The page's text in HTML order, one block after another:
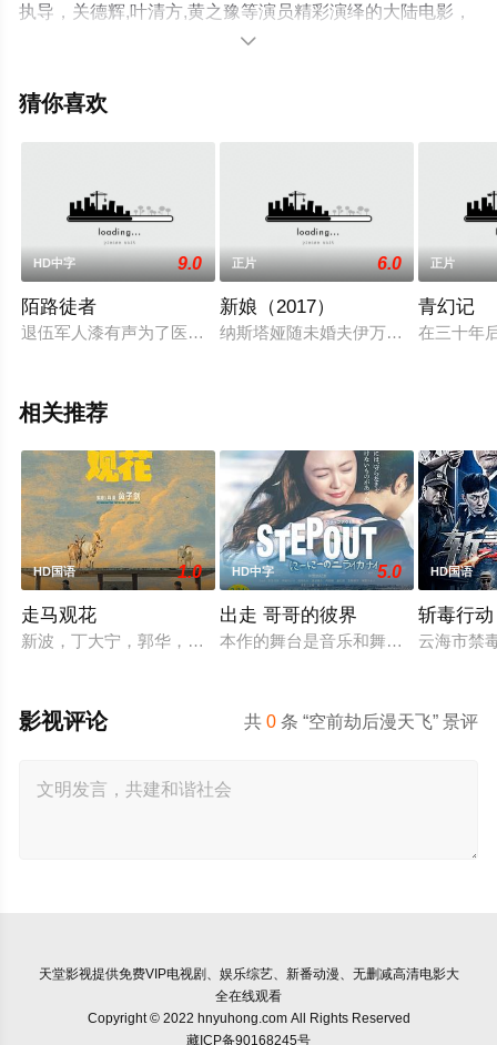
执导，关德辉,叶清方,黄之豫等演员精彩演绎的大陆电影，
手机免费观看高清未删减完整版电影大全就上天堂电影
平台了解。

猜你喜欢
HD中字 9.0
陌路徒者
退伍军人漆有声为了医治身患恶疾的女友刘淑怡，每日奔波边
正片 6.0
新娘（2017）
纳斯塔娅随未婚夫伊万返回他的故乡
正片
青幻记
在三十年
相关推荐
HD国语 1.0
走马观花
新波，丁大宁，郭华，程一木他们毕业于同一所大学。他们和
HD中字 5.0
出走 哥哥的彼界
本作的舞台是音乐和舞蹈融入生活的
HD国语
斩毒行动
云海市禁
共0 条 “空前劫后漫天飞” 景评
影视评论
天堂影视提供免费VIP电视剧、娱乐综艺、新番动漫、无删减高清电影大
全在线观看
Copyright © 2022 hnyuhong.com All Rights Reserved
藏ICP备90168245号